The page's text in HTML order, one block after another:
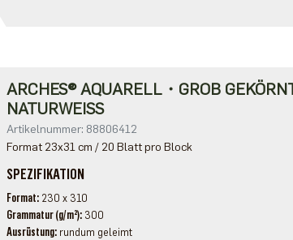
ARCHES® AQUARELL・GROB
NATURWEISS
Artikelnummer: 88806412
Format 23x31 cm / 20 Blatt pro Block
SPEZIFIKATION
Format 230 x 310
Grammatur (g/m²) 300
Ausrüstung rundum geleimt